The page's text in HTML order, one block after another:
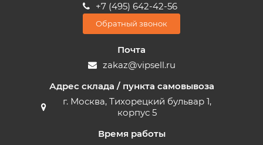
+7 (495) 642-42-56
Обратный звонок
Почта
zakaz@vipsell.ru
Адрес склада / пункта самовывоза
г. Москва, Тихорецкий бульвар 1,
корпус 5
Время работы